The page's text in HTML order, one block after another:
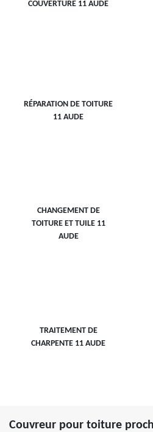
COUVERTURE 11 AUDE
RÉPARATION DE TOITURE
11 AUDE
CHANGEMENT DE
TOITURE ET TUILE 11
AUDE
TRAITEMENT DE
CHARPENTE 11 AUDE
Couvreur pour toiture